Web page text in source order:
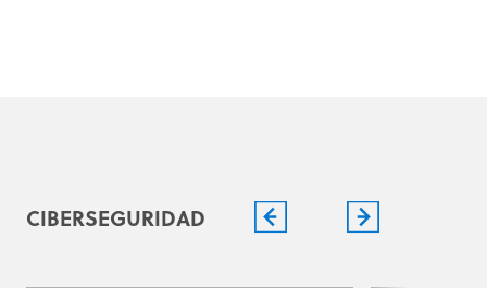
CIBERSEGURIDAD